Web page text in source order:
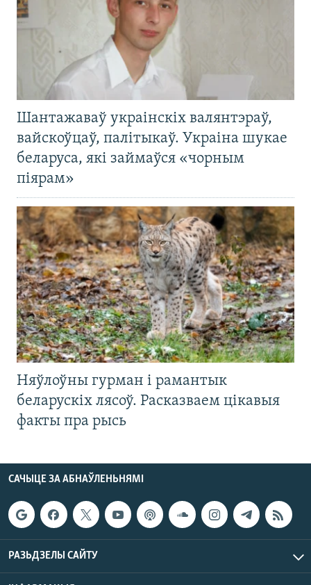
Шантажаваў украінскіх валянтэраў,
вайскоўцаў, палітыкаў. Украіна шукае
беларуса, які займаўся «чорным
піярам»
Няўлоўны гурман і рамантык
беларускіх лясоў. Расказваем цікавыя
факты пра рысь
САЧЫЦЕ ЗА АБНАЎЛЕНЬНЯМІ
РАЗЬДЗЕЛЫ САЙТУ